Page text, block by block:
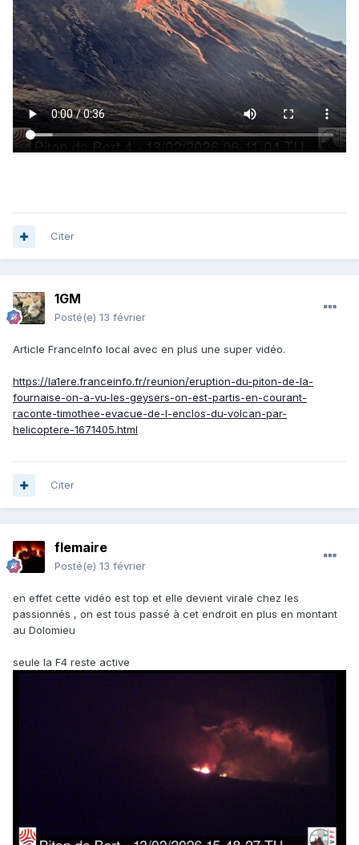
Citer
1GM
Posté(e) 13 février
Article FranceInfo local avec en plus une super vidéo.
https://la1ere.franceinfo.fr/reunion/eruption-du-piton-de-la-
fournaise-on-a-vu-les-geysers-on-est-partis-en-courant-
raconte-timothee-evacue-de-l-enclos-du-volcan-par-
helicoptere-1671405.html
Citer
flemaire
Posté(e) 13 février
en effet cette vidéo est top et elle devient virale chez les
passionnés , on est tous passé à cet endroit en plus en montant
au Dolomieu
seule la F4 reste active